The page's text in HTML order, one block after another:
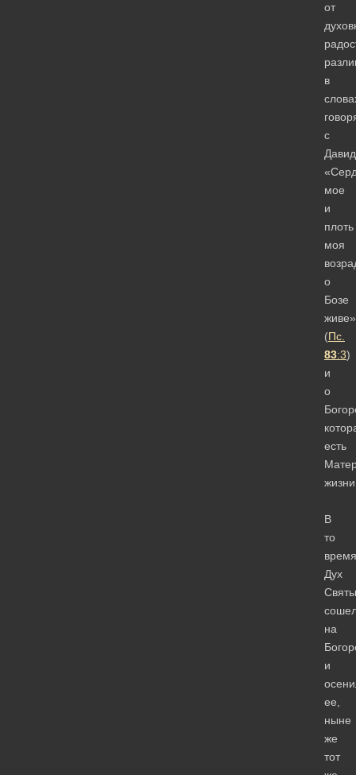
от
в
с
мое
и
плоть
моя
о
Бозе
живе»
(Пс.
83:3)
и
о
есть
В
то
время
Дух
на
и
ее,
ныне
же
тот